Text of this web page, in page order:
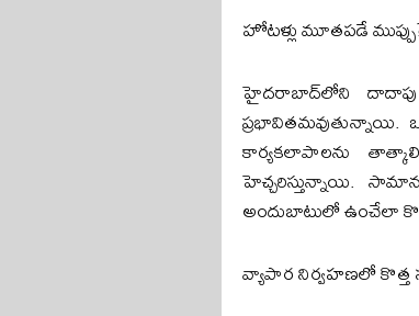
హోటళ్లు మూతపడే
హైదరాబాద్‌లోని దాదాపు
ప్రభావితమవుతున్నాయి.
కార్యకలాపాలను
హెచ్చరిస్తున్నాయి.
అందుబాటులో ఉంచేలా
వ్యాపార నిర్వహణలో కొత్త